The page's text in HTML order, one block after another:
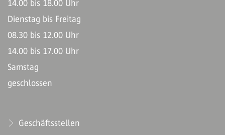
14.00 bis 18.00 Uhr
Dienstag bis Freitag
08.30 bis 12.00 Uhr
14.00 bis 17.00 Uhr
Samstag
geschlossen
Geschäftsstellen